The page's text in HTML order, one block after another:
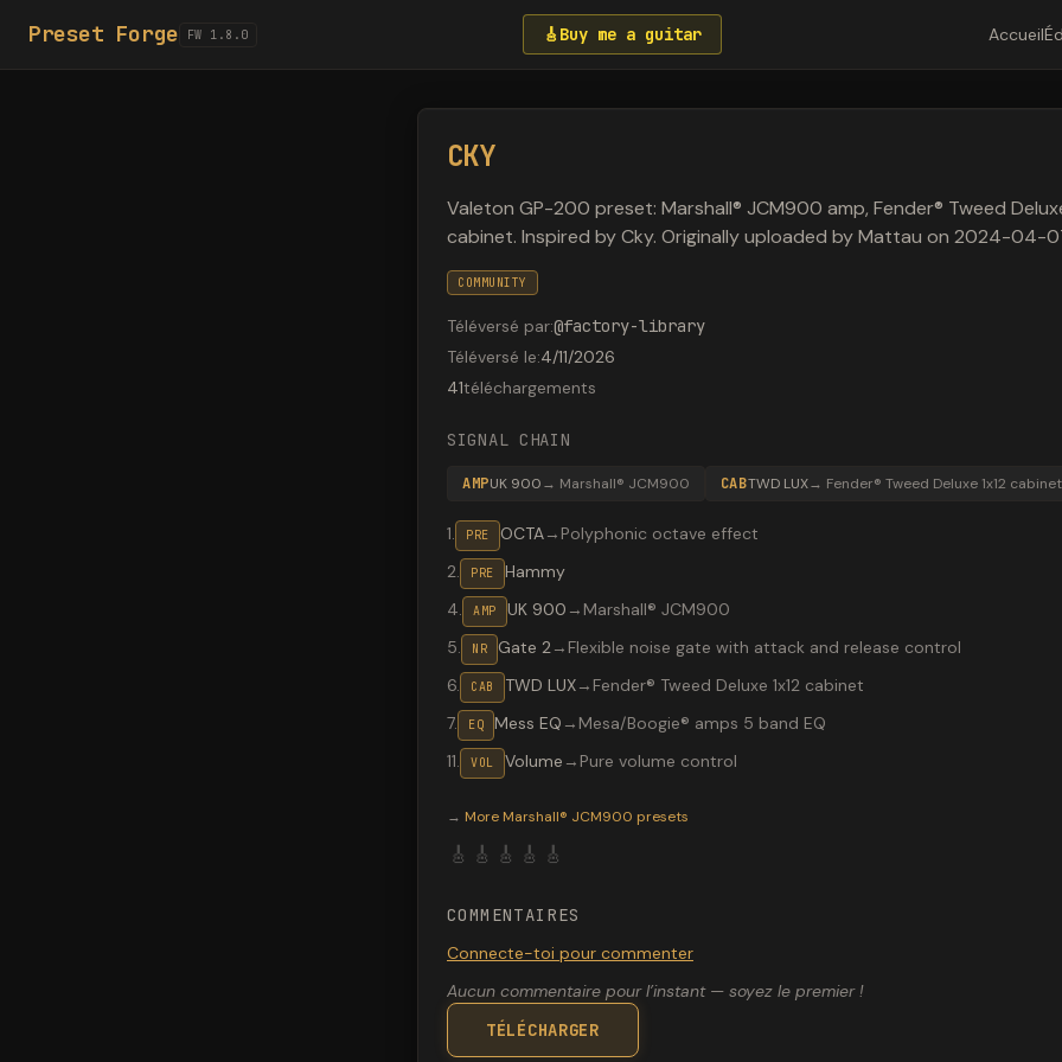
Preset Forge FW 1.8.0 🎸 Buy me a guitar Accueil
CKY
Valeton GP-200 preset: Marshall® JCM900 amp, Fender® Tweed
cabinet. Inspired by Cky. Originally uploaded by Mattau on 2024-04-
COMMUNITY
Téléversé par:@factory-library
Téléversé le:4/11/2026
41téléchargements
SIGNAL CHAIN
AMPUK 900→ Marshall® JCM900 CABTWD LUX→ Fender® Tweed Deluxe 1x12 cabinet
1. PRE OCTA→ Polyphonic octave effect
2. PRE
Hammy
4. AMP UK 900 → Marshall® JCM900
5. NR Gate 2→ Flexible noise gate with attack and release control
6. CAB TWD LUX→ Fender® Tweed Deluxe 1x12 cabinet
7. EQ Mess EQ → Mesa/Boogie® amps 5 band EQ
11. VOL Volume → Pure volume control
→ More Marshall® JCM900 presets
🎸 🎸 🎸 🎸 🎸
COMMENTAIRES
Connecte-toi pour commenter
Aucun commentaire pour l’instant — soyez le premier !
TÉLÉCHARGER